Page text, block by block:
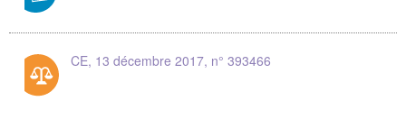
CE, 13 décembre 2017, n° 393466